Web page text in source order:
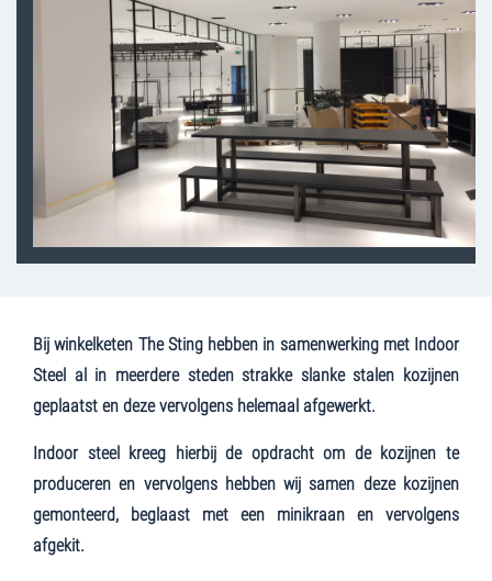
Bij winkelketen The Sting hebben in samenwerking met Indoor
Steel al in meerdere steden strakke slanke stalen kozijnen
geplaatst en deze vervolgens helemaal afgewerkt.
Indoor steel kreeg hierbij de opdracht om de kozijnen te
produceren en vervolgens hebben wij samen deze kozijnen
gemonteerd, beglaast met een minikraan en vervolgens
afgekit.